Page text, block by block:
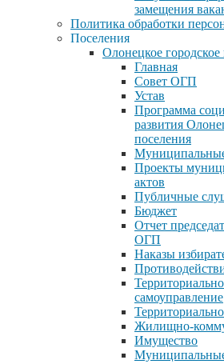
замещения
Политика обработки
Поселения
Олонецкое городское
Главная
Совет ОГП
Устав
Программа
развития
поселения
Проекты
актов
Публичные
Бюджет
Отчет
ОГП
Наказы
самоуправление
Жилищно-
Имущество